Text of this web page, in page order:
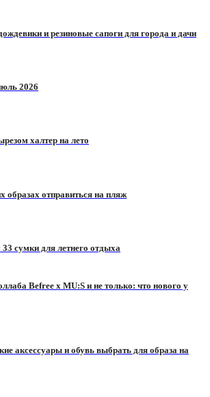
и резиновые сапоги для города и дачи
2026
халтер на лето
образах отправиться на пляж
сумки для летнего отдыха
Befree х MU:S и не только: что нового у
аксессуары и обувь выбрать для образа на